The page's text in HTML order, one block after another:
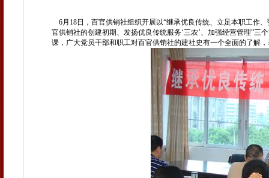
6月 18日 ，百官供销社组织开展以“继承优良传统、立足本职工作
官供销社的创建初期、发扬优良传统服务‘三农’、加强经营管理”
课，广大党员干部和职工对百官供销社的建社史有一个全面的了解